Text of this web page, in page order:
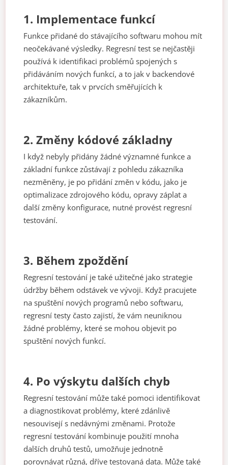
1. Implementace funkcí
Funkce přidané do stávajícího softwaru mohou mít
neočekávané výsledky. Regresní test se nejčastěji
používá k identifikaci problémů spojených s
přidáváním nových funkcí, a to jak v backendové
architektuře, tak v prvcích směřujících k
zákazníkům.
2.Změny kódové základny
I když nebyly přidány žádné významné funkce a
základní funkce zůstávají z pohledu zákazníka
nezměněny, je po přidání změn v kódu, jako je
optimalizace zdrojového kódu, opravy záplat a
další změny konfigurace, nutné provést regresní
testování.
3. Během zpoždění
Regresní testování je také užitečné jako strategie
údržby během odstávek ve vývoji. Když pracujete
na spuštění nových programů nebo softwaru,
regresní testy často zajistí, že vám neuniknou
žádné problémy, které se mohou objevit po
spuštění nových funkcí.
4. Po výskytu dalších chyb
Regresní testování může také pomoci identifikovat
a diagnostikovat problémy, které zdánlivě
nesouvisejí s nedávnými změnami. Protože
regresní testování kombinuje použití mnoha
dalších druhů testů, umožňuje jednotně
porovnávat různá, dříve testovaná data. Může také